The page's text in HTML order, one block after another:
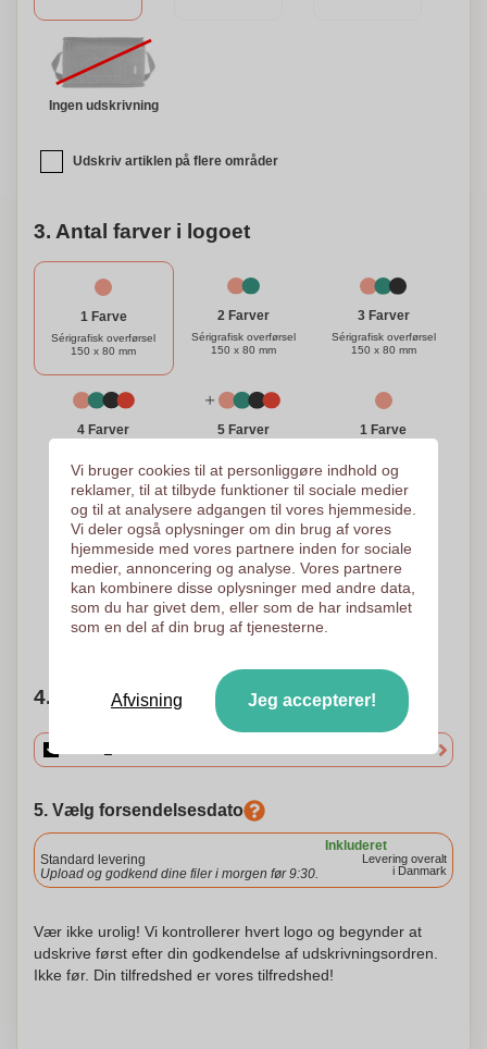
Ingen udskrivning
Udskriv artiklen på flere områder
3. Antal farver i logoet
1 Farve
Sérigrafisk overførsel
150 x 80 mm
2 Farver
Sérigrafisk overførsel
150 x 80 mm
3 Farver
Sérigrafisk overførsel
150 x 80 mm
4 Farver
150 x 80 mm
5 Farver
150 x 80 mm
1 Farve
Reflekterende
150 x 80 mm
Quadrichromia -
Processen
Digital overførsel
150 x 80 mm
1 Farve
Serigrafi
150 x 80 mm
Brug for hjælp?Hjælp mig med at vælge
4. Vælg mængden
5. Vælg forsendelsesdato
Inkluderet
Standard levering
Upload og godkend dine filer i morgen før 9:30.
Levering overalt
i Danmark
Vær ikke urolig! Vi kontrollerer hvert logo og begynder at
udskrive først efter din godkendelse af udskrivningsordren.
Ikke før. Din tilfredshed er vores tilfredshed!
Vi bruger cookies til at personliggøre indhold og
reklamer, til at tilbyde funktioner til sociale medier
og til at analysere adgangen til vores hjemmeside.
Vi deler også oplysninger om din brug af vores
hjemmeside med vores partnere inden for sociale
medier, annoncering og analyse. Vores partnere
kan kombinere disse oplysninger med andre data,
som du har givet dem, eller som de har indsamlet
som en del af din brug af tjenesterne.
Afvisning Jeg accepterer!